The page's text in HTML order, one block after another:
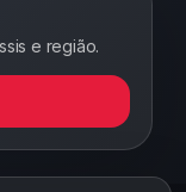
e região.